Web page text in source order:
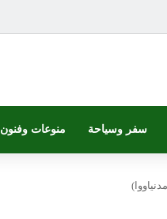
سفر وسياحة منوعات وفنون